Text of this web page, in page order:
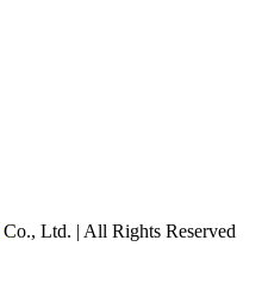
Co., Ltd. | All Rights Reserved